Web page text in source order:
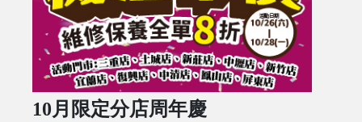
10月限定分店周年慶